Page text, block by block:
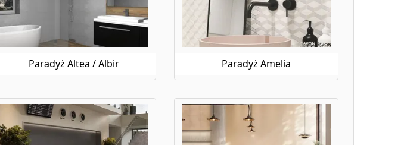
drewna, ale obawiasz się o jego trwałość? Paradyż płytki drewnopodobne to
szeroką gamę płytek imitujących drewno, które idealnie sprawdzą się w
do wnętrza blask i prestiż. Złote płytki Paradyż sprawdzą się zarówno w łazience,
Paradyż Altea / Albir Paradyż Amelia